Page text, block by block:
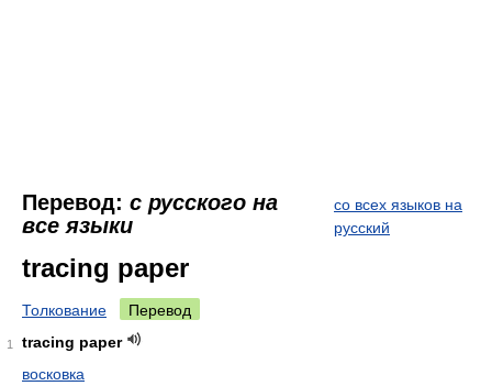
Перевод: с русского на
все языки
со всех языков на
русский
tracing paper
Толкование Перевод
1
tracing paper
восковка